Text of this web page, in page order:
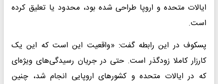
ایالات متحده و اروپا طراحی شده بود، محدود یا تعلیق کرده
است.
پسکوف در این رابطه گفت: «واقعیت این است که این یک
کارزار کاملا زودگذر است. حتی در جریان رسیدگی‌های ویژه‌ای
که در ایالات متحده و کشورهای اروپایی انجام شد، چنین